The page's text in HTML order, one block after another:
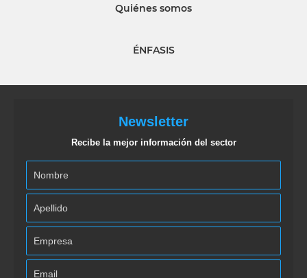
Quiénes somos
ÉNFASIS
Newsletter
Recibe la mejor información del sector